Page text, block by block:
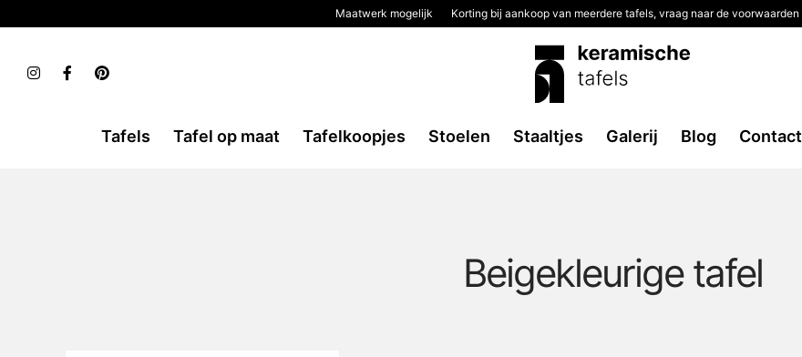
Maatwerk mogelijk Korting bij aankoop van meerdere tafels, vraag naar de voorwaarden
Tafels Tafel op maat Tafelkoopjes Stoelen Staaltjes Galerij Blog Contact
Beigekleurige tafel